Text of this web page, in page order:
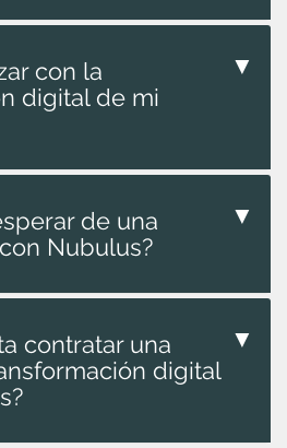
con la
digital de mi
▼
de una
Nubulus?
▼
contratar una
digital
▼